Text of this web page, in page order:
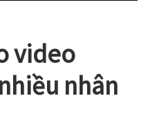
video
nhân